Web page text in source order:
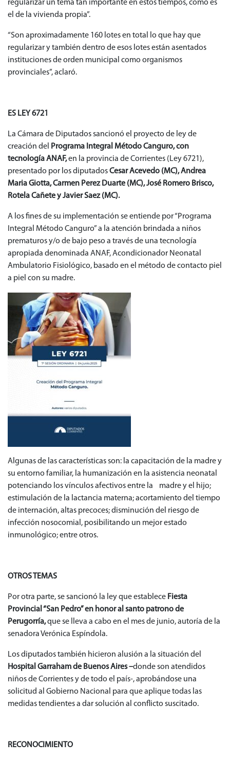
regularizar un tema tan importante en estos tiempos, como es
el de la vivienda propia”.
“Son aproximadamente 160 lotes en total lo que hay que
regularizar y también dentro de esos lotes están asentados
instituciones de orden municipal como organismos
provinciales”, aclaró.
ES LEY 6721
La Cámara de Diputados sancionó el proyecto de ley de
creación del
Programa Integral Método Canguro, con
tecnología ANAF,en la provincia de Corrientes (Ley 6721),
presentado por los diputadosCesar Acevedo (MC), Andrea
Maria Giotta, Carmen Perez Duarte (MC), José Romero Brisco,
Rotela Cañete y Javier Saez (MC).
A los fines de su implementación se entiende por “Programa
Integral Método Canguro” a la atención brindada a niños
prematuros y/o de bajo peso a través de una tecnología
apropiada denominada ANAF, Acondicionador Neonatal
Ambulatorio Fisiológico, basado en el método de contacto piel
a piel con su madre.
Algunas de las características son: la capacitación de la madre y
su entorno familiar, la humanización en la asistencia neonatal
potenciando los vínculos afectivos entre la madre y el hijo;
estimulación de la lactancia materna; acortamiento del tiempo
de internación, altas precoces; disminución del riesgo de
infección nosocomial, posibilitando un mejor estado
inmunológico; entre otros.
OTROS TEMAS
Por otra parte, se sancionó la ley que establece Fiesta
Provincial “San Pedro” en honor al santo patrono de
Perugorría,que se lleva a cabo en el mes de junio, autoría de la
senadora Verónica Espíndola.
Los diputados también hicieron alusión a la situación del
Hospital Garraham de Buenos Aires –donde son atendidos
niños de Corrientes y de todo el país-, aprobándose una
solicitud al Gobierno Nacional para que aplique todas las
medidas tendientes a dar solución al conflicto suscitado.
RECONOCIMIENTO